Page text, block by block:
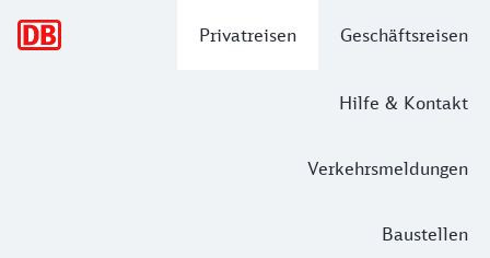
Privatreisen Geschäftsreisen
Hilfe & Kontakt
Verkehrsmeldungen
Baustellen